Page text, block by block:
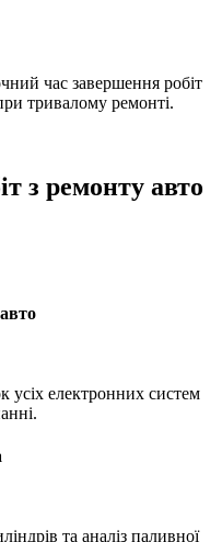
час завершення робіт
тривалому ремонті.
з ремонту авто
усіх електронних систем
та аналіз паливної